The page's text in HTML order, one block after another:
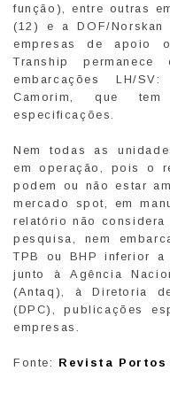
função), entre outras
(12) e a DOF/Norskan
empresas de apoio
Tranship
embarcações LH/
Camorim, que
especificações.
Nem todas as
em operação, pois o
podem ou não estar
mercado spot, em
relatório não considera
pesquisa, nem
TPB ou BHP inferior
junto à Agência
(Antaq), à Diretoria
(DPC), publicações
empresas.
Fonte: Revista Portos